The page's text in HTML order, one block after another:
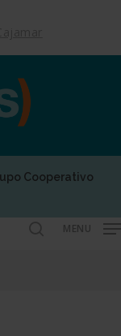
Cooperativo
MENU